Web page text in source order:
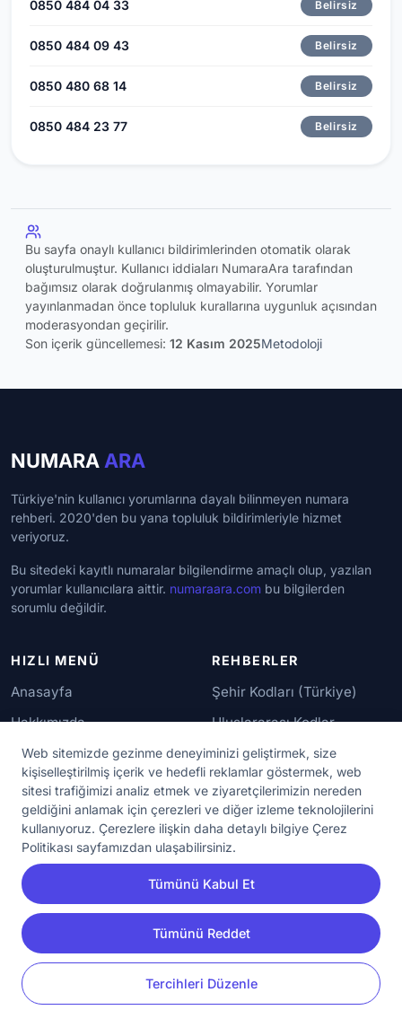
Web sitemizde gezinme deneyiminizi geliştirmek, size
kişiselleştirilmiş içerik ve hedefli reklamlar göstermek, web
sitesi trafiğimizi analiz etmek ve ziyaretçilerimizin nereden
geldiğini anlamak için çerezleri ve diğer izleme teknolojilerini
kullanıyoruz. Çerezlere ilişkin daha detaylı bilgiye Çerez
Politikası sayfamızdan ulaşabilirsiniz.
Tümünü Kabul Et
Tümünü Reddet
Tercihleri Düzenle
0850 484 04 33 Belirsiz
0850 484 09 43 Belirsiz
0850 480 68 14 Belirsiz
0850 484 23 77 Belirsiz
Bu sayfa onaylı kullanıcı bildirimlerinden otomatik olarak
oluşturulmuştur. Kullanıcı iddiaları NumaraAra tarafından
bağımsız olarak doğrulanmış olmayabilir. Yorumlar
yayınlanmadan önce topluluk kurallarına uygunluk açısından
moderasyondan geçirilir.
Son içerik güncellemesi: 12 Kasım 2025Metodoloji
NUMARA ARA
Türkiye'nin kullanıcı yorumlarına dayalı bilinmeyen numara
rehberi. 2020'den bu yana topluluk bildirimleriyle hizmet
veriyoruz.
Bu sitedeki kayıtlı numaralar bilgilendirme amaçlı olup, yazılan
yorumlar kullanıcılara aittir. numaraara.com bu bilgilerden
sorumlu değildir.
HIZLI MENÜ
Anasayfa
Hakkımızda
İletişim
REHBERLER
Şehir Kodları (Türkiye)
Uluslararası Kodlar
Güvenilir Numaralar
YASAL KORUMA
Kullanım Koşulları
Gizlilik Sözleşmesi
KVKK Aydınlatma Metni
Çerez Ayarları
© 2020 - 2026 NumaraAra.com | Tüm Hakları Saklıdır.